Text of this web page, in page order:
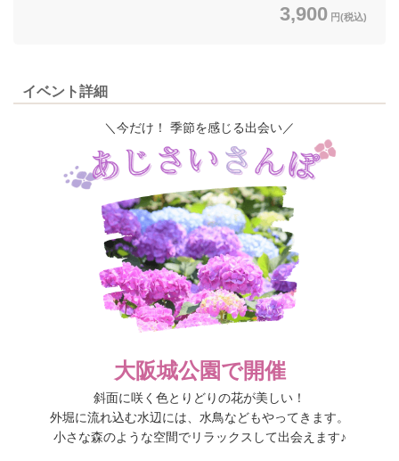
3,900 円(税込)
イベント詳細
＼今だけ！ 季節を感じる出会い／
大阪城公園で開催
斜面に咲く色とりどりの花が美しい！
外堀に流れ込む水辺には、水鳥などもやってきます。
小さな森のような空間でリラックスして出会えます♪